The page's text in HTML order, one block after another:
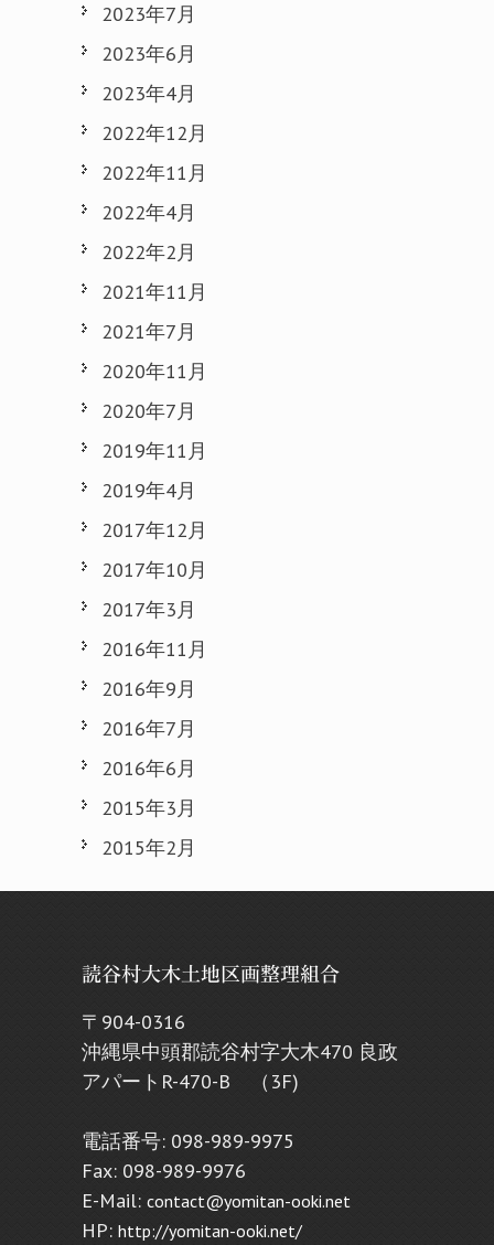
2023年7月
2023年6月
2023年4月
2022年12月
2022年11月
2022年4月
2022年2月
2021年11月
2021年7月
2020年11月
2020年7月
2019年11月
2019年4月
2017年12月
2017年10月
2017年3月
2016年11月
2016年9月
2016年7月
2016年6月
2015年3月
2015年2月
読谷村大木土地区画整理組合
〒904-0316
沖縄県中頭郡読谷村字大木470 良政
アパートR-470-B （3F)
電話番号: 098-989-9975
Fax: 098-989-9976
E-Mail: contact@yomitan-ooki.net
HP: http://yomitan-ooki.net/